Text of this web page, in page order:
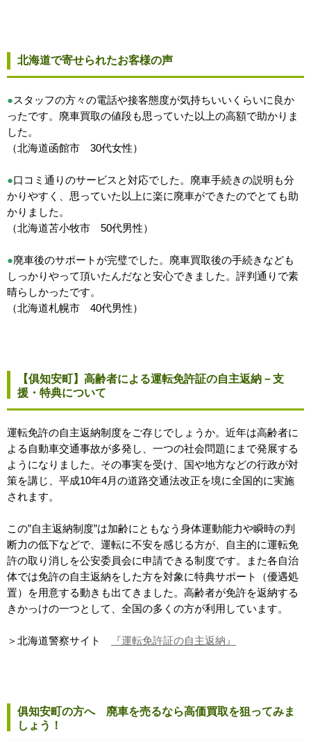
北海道で寄せられたお客様の声
●スタッフの方々の電話や接客態度が気持ちいいくらいに良か
ったです。廃車買取の値段も思っていた以上の高額で助かりま
した。
（北海道函館市 30代女性）
●口コミ通りのサービスと対応でした。廃車手続きの説明も分
かりやすく、思っていた以上に楽に廃車ができたのでとても助
かりました。
（北海道苫小牧市 50代男性）
●廃車後のサポートが完璧でした。廃車買取後の手続きなども
しっかりやって頂いたんだなと安心できました。評判通りで素
晴らしかったです。
（北海道札幌市 40代男性）
【俱知安町】高齢者による運転免許証の自主返納－支
援・特典について
運転免許の自主返納制度をご存じでしょうか。近年は高齢者に
よる自動車交通事故が多発し、一つの社会問題にまで発展する
ようになりました。その事実を受け、国や地方などの行政が対
策を講じ、平成10年4月の道路交通法改正を境に全国的に実施
されます。
この”自主返納制度”は加齢にともなう身体運動能力や瞬時の判
断力の低下などで、運転に不安を感じる方が、自主的に運転免
許の取り消しを公安委員会に申請できる制度です。また各自治
体では免許の自主返納をした方を対象に特典サポート（優遇処
置）を用意する動きも出てきました。高齢者が免許を返納する
きかっけの一つとして、全国の多くの方が利用しています。
＞北海道警察サイト 『運転免許証の自主返納』
俱知安町の方へ 廃車を売るなら高価買取を狙ってみま
しょう！